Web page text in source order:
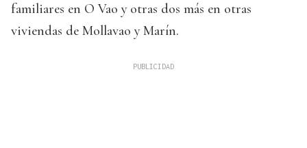
familiares en O Vao y otras dos más en otras
viviendas de Mollavao y Marín.